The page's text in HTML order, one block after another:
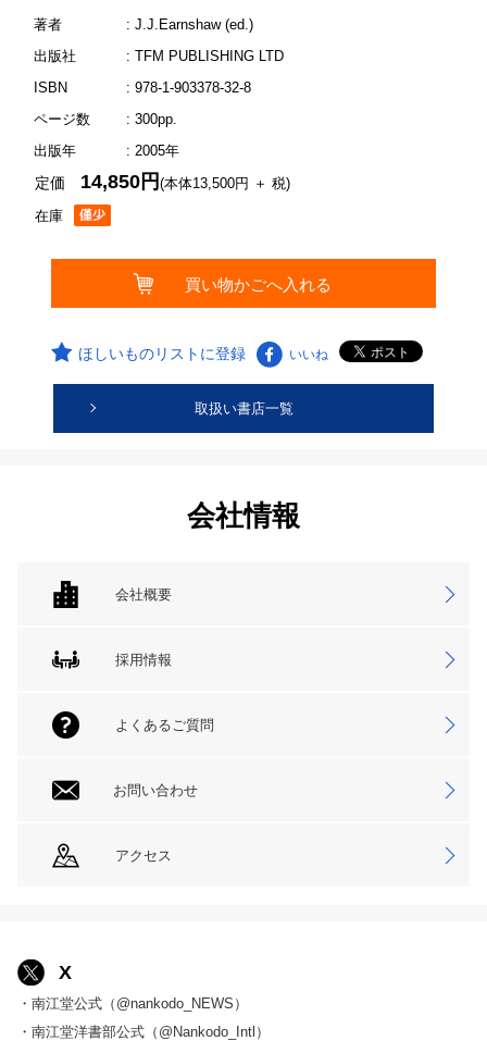
著者
: J.J.Earnshaw (ed.)
出版社
: TFM PUBLISHING LTD
ISBN
: 978-1-903378-32-8
ページ数
: 300pp.
出版年
: 2005年
在庫
定価 14,850円(本体13,500円 ＋ 税)
ほしいものリストに登録 いいね
取扱い書店一覧
会社情報
会社概要
採用情報
よくあるご質問
お問い合わせ
アクセス
X
・南江堂公式（@nankodo_NEWS）
・南江堂洋書部公式（@Nankodo_Intl）